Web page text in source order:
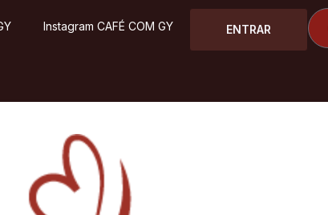
Instagram CAFÉ COM GY ENTRAR